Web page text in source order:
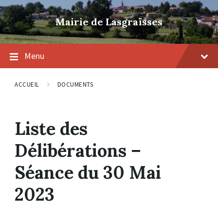
Skip
to
content
Skip
to
main
navigation
Skip
to
footer
Mairie de Lasgraïsses
Menu
ACCUEIL DOCUMENTS
Liste des
Délibérations –
Séance du 30 Mai
2023